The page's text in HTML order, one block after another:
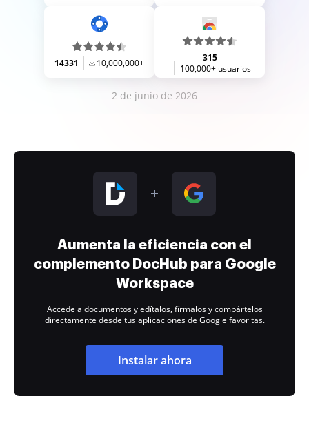
14331 10,000,000+
315
100,000+ usuarios
2 de junio de 2026
Aumenta la eficiencia con el
complemento DocHub para Google
Workspace
Accede a documentos y edítalos, fírmalos y compártelos
directamente desde tus aplicaciones de Google favoritas.
Instalar ahora